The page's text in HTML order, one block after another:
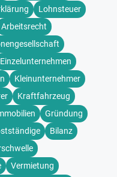
Lohnsteuer
Arbeitsrecht
Einzelunternehmen
Kleinunternehmer
Kraftfahrzeug
Gründung
Bilanz
Vermietung